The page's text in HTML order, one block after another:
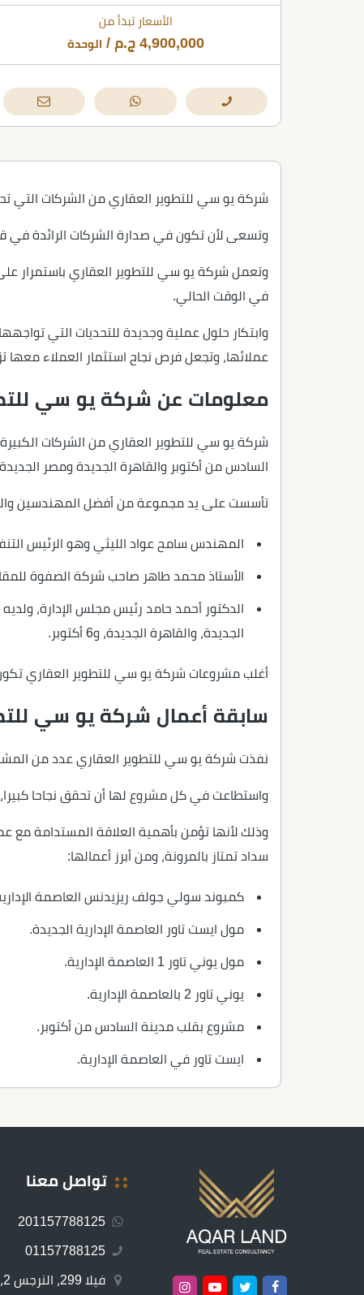
الأسعار تبدأ من
4,900,000 ج.م / الوحدة
شركة يو سي للتطوير العقاري من الشركات التي
وتسعى لأن تكون في صدارة الشركات الرائدة في
وتعمل شركة يو سي للتطوير العقاري باستمرار على
في الوقت الحالي.
وابتكار حلول عملية وجديدة للتحديات التي
عملائها، وتجعل فرص نجاح استثمار العملاء معها
معلومات عن شركة يو سي
السادس من أكتوبر والقاهرة الجديدة ومصر
تأسست على يد مجموعة من أفضل المهندسين
المهندس سامح عواد الليثي وهو الرئيس التنفيذي للشركة،
الأستاذ محمد طاهر صاحب شركة الصفوة
الدكتور أحمد حامد رئيس مجلس الإدارة،
الجديدة، والقاهرة الجديدة، و6 أكتوبر.
أغلب مشروعات شركة يو سي للتطوير العقاري
سابقة أعمال شركة يو سي
نفذت شركة يو سي للتطوير العقاري عدد من
واستطاعت في كل مشروع لها أن تحقق نجاحا
وذلك لأنها تؤمن بأهمية العلاقة المستدامة مع
سداد تمتاز بالمرونة، ومن أبرز أعمالها:
كمبوند سولي جولف ريزيدنس العاصمة
مول ايست تاور العاصمة الإدارية الجديدة.
مول يوني تاور 1 العاصمة الإدارية.
يوني تاور 2 بالعاصمة الإدارية.
مشروع بقلب مدينة السادس من أكتوبر.
ايست تاور في العاصمة الإدارية.
تواصل معنا